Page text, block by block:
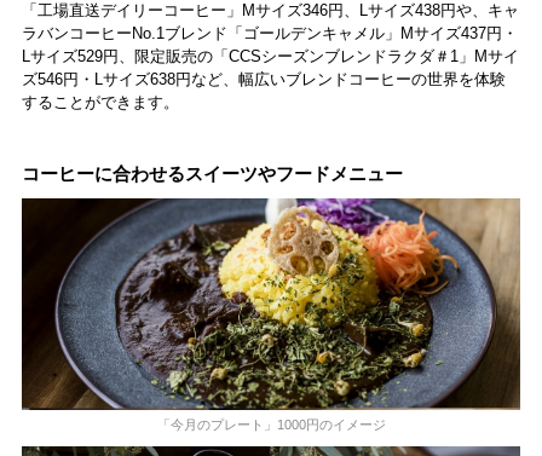
「工場直送デイリーコーヒー」Mサイズ346円、Lサイズ438円や、キャ
ラバンコーヒーNo.1ブレンド「ゴールデンキャメル」Mサイズ437円・
Lサイズ529円、限定販売の「CCSシーズンブレンドラクダ＃1」Mサイ
ズ546円・Lサイズ638円など、幅広いブレンドコーヒーの世界を体験
することができます。
コーヒーに合わせるスイーツやフードメニュー
「今月のプレート」1000円のイメージ